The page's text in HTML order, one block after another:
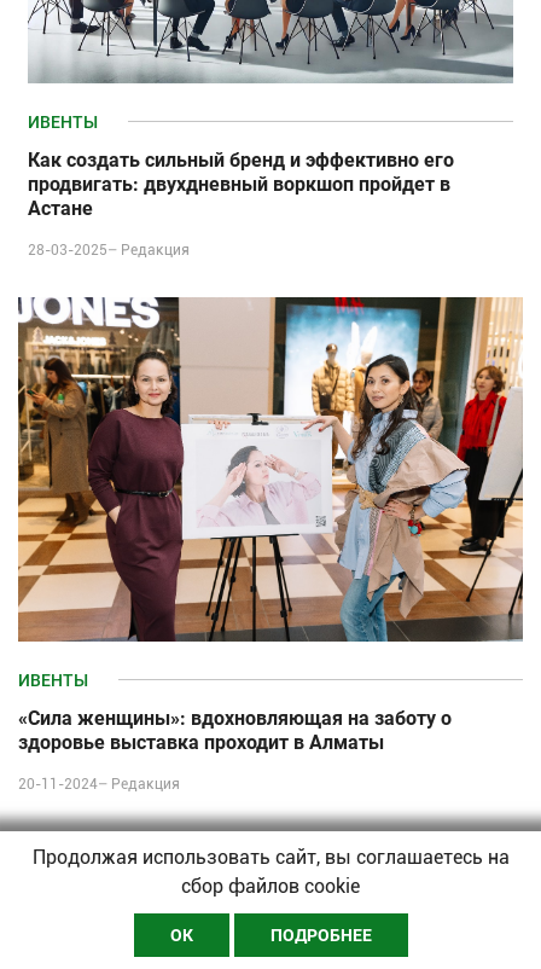
ИВЕНТЫ
Как создать сильный бренд и эффективно его
продвигать: двухдневный воркшоп пройдет в
Астане
28-03-2025– Редакция
ИВЕНТЫ
«Сила женщины»: вдохновляющая на заботу о
здоровье выставка проходит в Алматы
20-11-2024– Редакция
Продолжая использовать сайт, вы соглашаетесь на
сбор файлов cookie
ОК ПОДРОБНЕЕ